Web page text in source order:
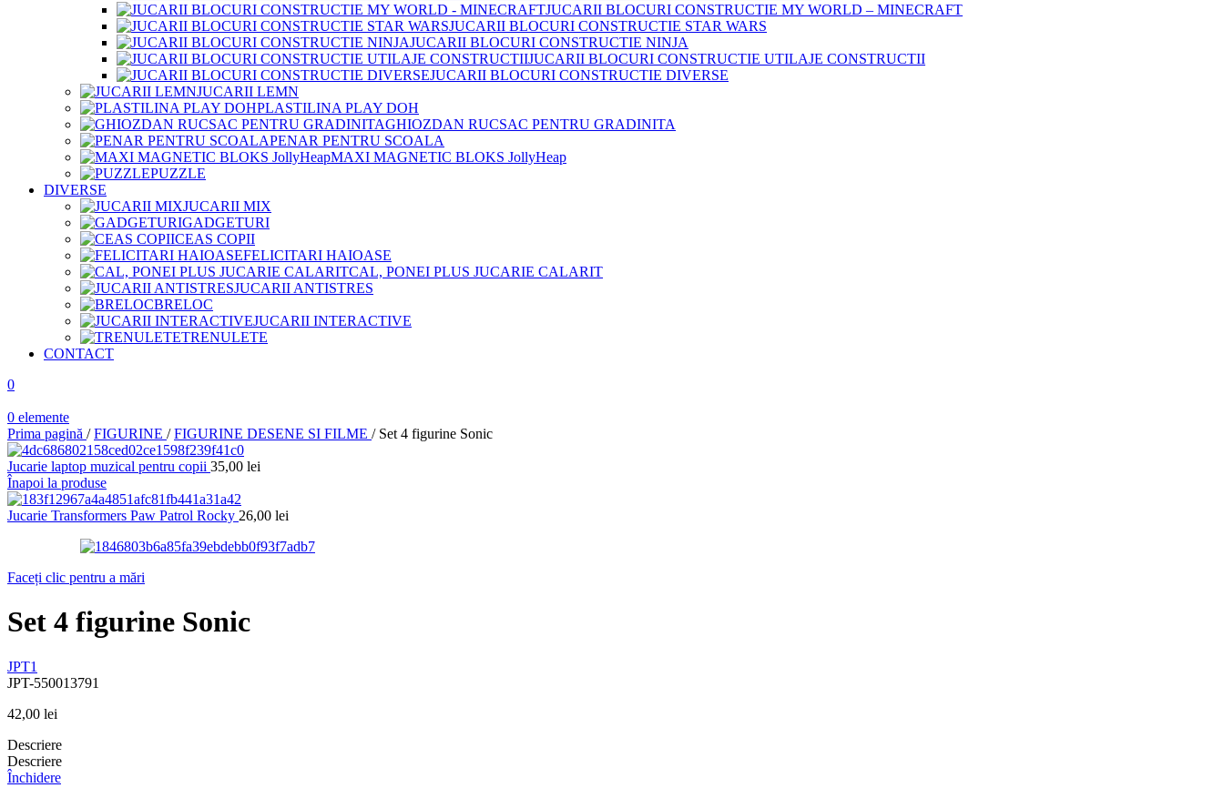
JUCARII BLOCURI CONSTRUCTIE MY WORLD – MINECRAFT
JUCARII BLOCURI CONSTRUCTIE STAR WARS
JUCARII BLOCURI CONSTRUCTIE NINJA
JUCARII BLOCURI CONSTRUCTIE UTILAJE CONSTRUCTII
JUCARII BLOCURI CONSTRUCTIE DIVERSE
JUCARII LEMN
PLASTILINA PLAY DOH
GHIOZDAN RUCSAC PENTRU GRADINITA
PENAR PENTRU SCOALA
MAXI MAGNETIC BLOKS JollyHeap
PUZZLE
DIVERSE
JUCARII MIX
GADGETURI
CEAS COPII
FELICITARI HAIOASE
CAL, PONEI PLUS JUCARIE CALARIT
JUCARII ANTISTRES
BRELOC
JUCARII INTERACTIVE
TRENULETE
CONTACT
0
0 elemente
Prima pagină / FIGURINE / FIGURINE DESENE SI FILME / Set 4 figurine Sonic
Jucarie laptop muzical pentru copii 35,00 lei
Înapoi la produse
Jucarie Transformers Paw Patrol Rocky 26,00 lei
Faceți clic pentru a mări
Set 4 figurine Sonic
JPT1
JPT-550013791
42,00 lei
Descriere
Descriere
Închidere